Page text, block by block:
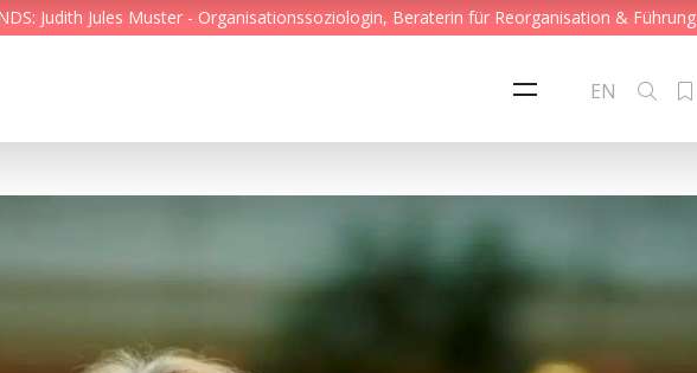
Judith Jules Muster - Organisationssoziologin, Beraterin für Reorganisation & Führung
EN
Reading Minds
Services
Wer wir sind